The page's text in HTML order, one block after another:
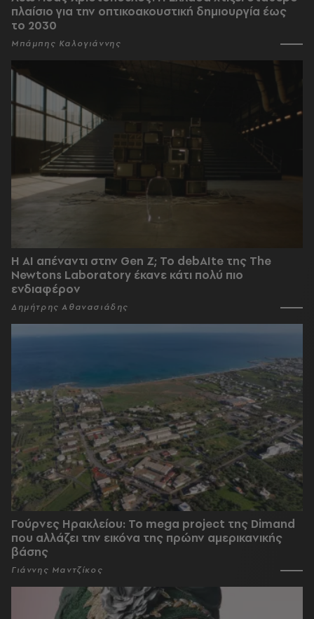
πλαίσιο για την οπτικοακουστική δημιουργία έως
το 2030
Μπάμπης Καλογιάννης
Η AI απέναντι στην Gen Z; Το debAIte της The
Newtons Laboratory έκανε κάτι πολύ πιο
ενδιαφέρον
Δημήτρης Αθανασιάδης
Γούρνες Ηρακλείου: To mega project της Dimand
που αλλάζει την εικόνα της πρώην αμερικανικής
βάσης
Γιάννης Μαντζίκος